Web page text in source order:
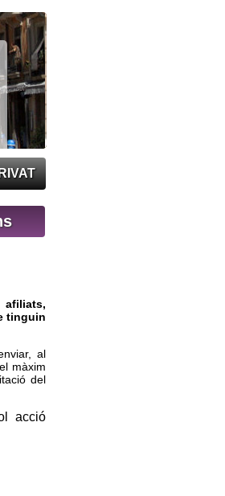
afiliats,
tinguin
al
màxim
del
acció